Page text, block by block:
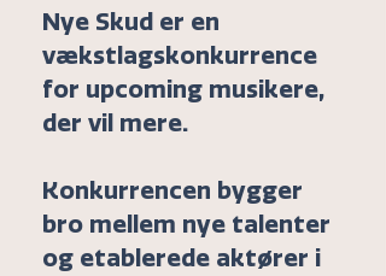
Nye Skud er en
vækstlagskonkurrence
for upcoming musikere,
der vil mere.
Konkurrencen bygger
bro mellem nye talenter
og etablerede aktører i